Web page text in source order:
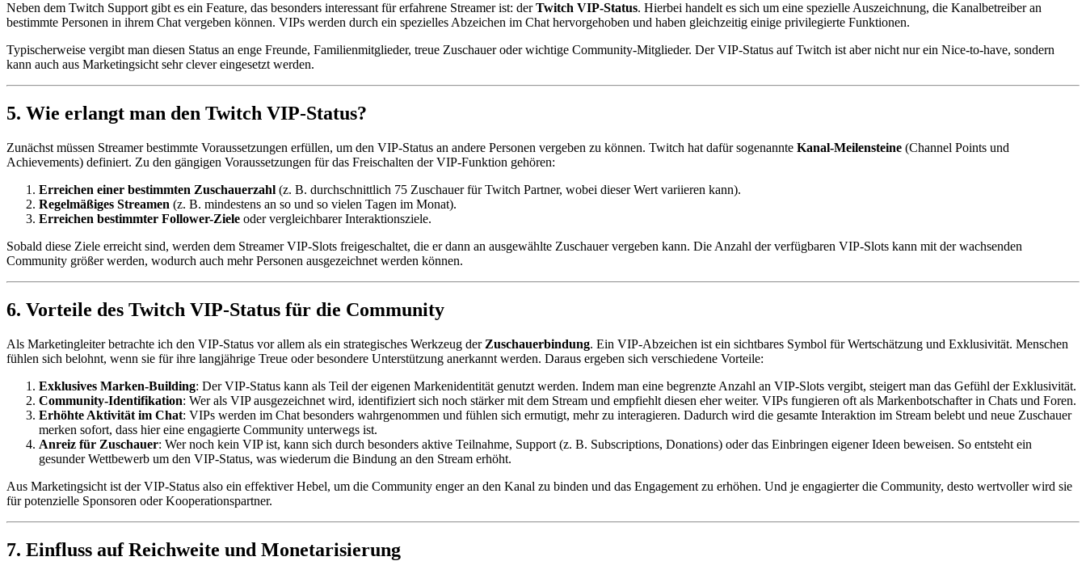
Neben dem Twitch Support gibt es ein Feature, das besonders interessant für erfahrene Streamer ist: derTwitch VIP-Status. Hierbei handelt es sich um eine spezielle Auszeichnung, die Kanalbetreiber an
bestimmte Personen in ihrem Chat vergeben können. VIPs werden durch ein spezielles Abzeichen im Chat hervorgehoben und haben gleichzeitig einige privilegierte Funktionen.
Typischerweise vergibt man diesen Status an enge Freunde, Familienmitglieder, treue Zuschauer oder wichtige Community-Mitglieder. Der VIP-Status auf Twitch ist aber nicht nur ein Nice-to-have, sondern
kann auch aus Marketingsicht sehr clever eingesetzt werden.
5. Wie erlangt man den Twitch VIP-Status?
Zunächst müssen Streamer bestimmte Voraussetzungen erfüllen, um den VIP-Status an andere Personen vergeben zu können. Twitch hat dafür sogenannte Kanal-Meilensteine (Channel Points und
Achievements) definiert. Zu den gängigen Voraussetzungen für das Freischalten der VIP-Funktion gehören:
Erreichen einer bestimmten Zuschauerzahl (z. B. durchschnittlich 75 Zuschauer für Twitch Partner, wobei dieser Wert variieren kann).
Regelmäßiges Streamen (z. B. mindestens an so und so vielen Tagen im Monat).
Erreichen bestimmter Follower-Ziele oder vergleichbarer Interaktionsziele.
Sobald diese Ziele erreicht sind, werden dem Streamer VIP-Slots freigeschaltet, die er dann an ausgewählte Zuschauer vergeben kann. Die Anzahl der verfügbaren VIP-Slots kann mit der wachsenden
Community größer werden, wodurch auch mehr Personen ausgezeichnet werden können.
6. Vorteile des Twitch VIP-Status für die Community
Als Marketingleiter betrachte ich den VIP-Status vor allem als ein strategisches Werkzeug der Zuschauerbindung. Ein VIP-Abzeichen ist ein sichtbares Symbol für Wertschätzung und Exklusivität. Menschen
fühlen sich belohnt, wenn sie für ihre langjährige Treue oder besondere Unterstützung anerkannt werden. Daraus ergeben sich verschiedene Vorteile:
Exklusives Marken-Building: Der VIP-Status kann als Teil der eigenen Markenidentität genutzt werden. Indem man eine begrenzte Anzahl an VIP-Slots vergibt, steigert man das Gefühl der Exklusivität.
Community-Identifikation: Wer als VIP ausgezeichnet wird, identifiziert sich noch stärker mit dem Stream und empfiehlt diesen eher weiter. VIPs fungieren oft als Markenbotschafter in Chats und Foren.
Erhöhte Aktivität im Chat: VIPs werden im Chat besonders wahrgenommen und fühlen sich ermutigt, mehr zu interagieren. Dadurch wird die gesamte Interaktion im Stream belebt und neue Zuschauer
merken sofort, dass hier eine engagierte Community unterwegs ist.
Anreiz für Zuschauer: Wer noch kein VIP ist, kann sich durch besonders aktive Teilnahme, Support (z. B. Subscriptions, Donations) oder das Einbringen eigener Ideen beweisen. So entsteht ein
gesunder Wettbewerb um den VIP-Status, was wiederum die Bindung an den Stream erhöht.
Aus Marketingsicht ist der VIP-Status also ein effektiver Hebel, um die Community enger an den Kanal zu binden und das Engagement zu erhöhen. Und je engagierter die Community, desto wertvoller wird sie
für potenzielle Sponsoren oder Kooperationspartner.
7. Einfluss auf Reichweite und Monetarisierung